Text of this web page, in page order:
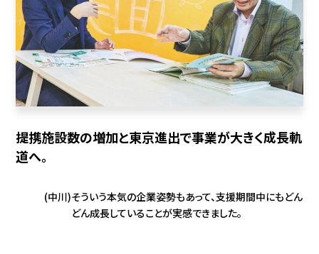
提携施設数の増加と東京進出で事業が大きく成長軌
道へ。
(中川)そういう本気の企業姿勢もあって、支援期間中にもどん
どん成長していることが実感できました。